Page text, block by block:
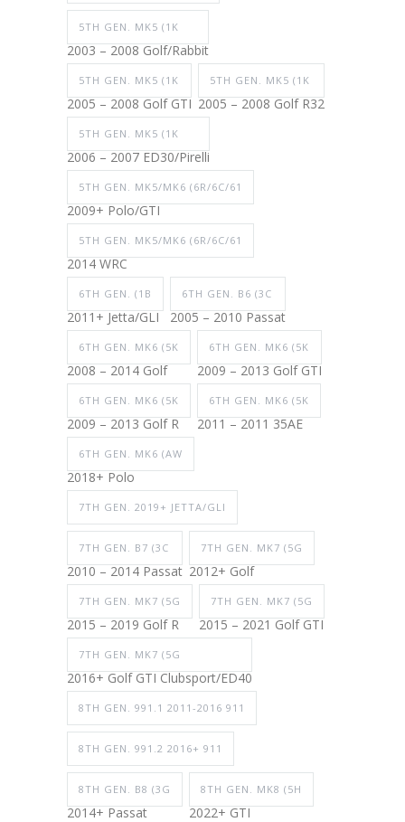
5TH GEN. MK5 (1K
2003 – 2008 Golf/Rabbit
5TH GEN. MK5 (1K
2005 – 2008 Golf GTI
5TH GEN. MK5 (1K
2005 – 2008 Golf R32
5TH GEN. MK5 (1K
2006 – 2007 ED30/Pirelli
5TH GEN. MK5/MK6 (6R/6C/61
2009+ Polo/GTI
5TH GEN. MK5/MK6 (6R/6C/61
2014 WRC
6TH GEN. (1B
2011+ Jetta/GLI
6TH GEN. B6 (3C
2005 – 2010 Passat
6TH GEN. MK6 (5K
2008 – 2014 Golf
6TH GEN. MK6 (5K
2009 – 2013 Golf GTI
6TH GEN. MK6 (5K
2009 – 2013 Golf R
6TH GEN. MK6 (5K
2011 – 2011 35AE
6TH GEN. MK6 (AW
2018+ Polo
7TH GEN. 2019+ JETTA/GLI
7TH GEN. B7 (3C
2010 – 2014 Passat
7TH GEN. MK7 (5G
2012+ Golf
7TH GEN. MK7 (5G
2015 – 2019 Golf R
7TH GEN. MK7 (5G
2015 – 2021 Golf GTI
7TH GEN. MK7 (5G
2016+ Golf GTI Clubsport/ED40
8TH GEN. 991.1 2011-2016 911
8TH GEN. 991.2 2016+ 911
8TH GEN. B8 (3G
2014+ Passat
8TH GEN. MK8 (5H
2022+ GTI